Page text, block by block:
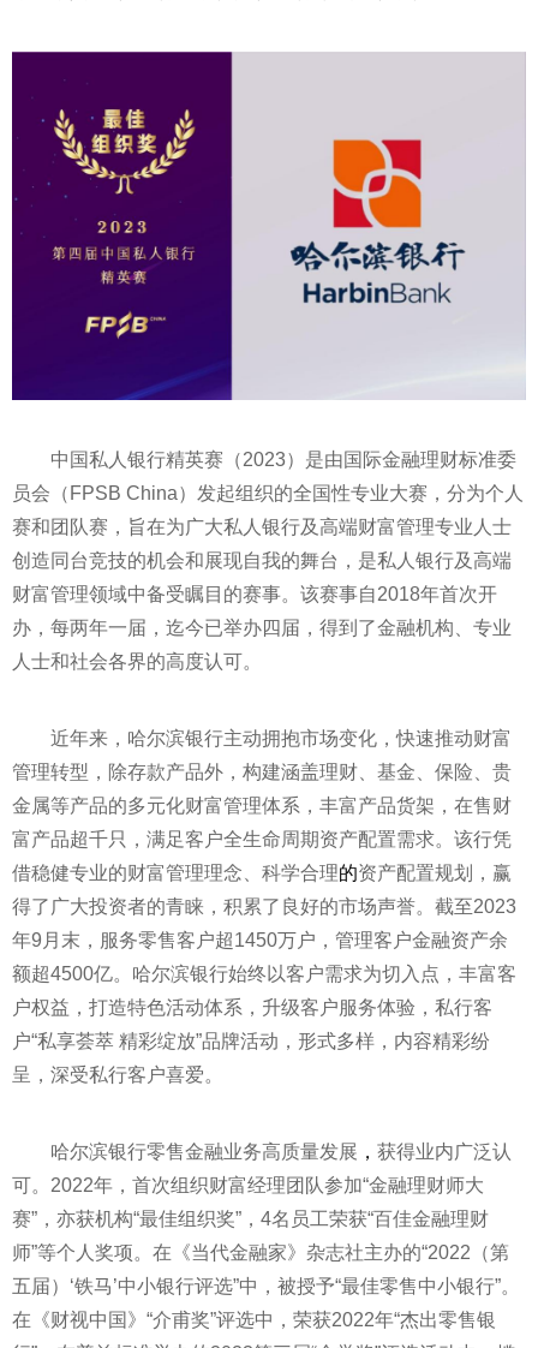
中国私人银行精英赛（2023）是由国际金融理财标准委
员会（FPSB China）发起组织的全国性专业大赛，分为个人
赛和团队赛，旨在为广大私人银行及高端财富管理专业人士
创造同台竞技的机会和展现自我的舞台，是私人银行及高端
财富管理领域中备受瞩目的赛事。该赛事自2018年首次开
办，每两年一届，迄今已举办四届，得到了金融机构、专业
人士和社会各界的高度认可。
近年来，哈尔滨银行主动拥抱市场变化，快速推动财富
管理转型，除存款产品外，构建涵盖理财、基金、保险、贵
金属等产品的多元化财富管理体系，丰富产品货架，在售财
富产品超千只，满足客户全生命周期资产配置需求。该行凭
借稳健专业的财富管理理念、科学合理的资产配置规划，赢
得了广大投资者的青睐，积累了良好的市场声誉。截至2023
年9月末，服务零售客户超1450万户，管理客户金融资产余
额超4500亿。哈尔滨银行始终以客户需求为切入点，丰富客
户权益，打造特色活动体系，升级客户服务体验，私行客
户“私享荟萃 精彩绽放”品牌活动，形式多样，内容精彩纷
呈，深受私行客户喜爱。
哈尔滨银行零售金融业务高质量发展 ， 获得业内广泛认
可。2022年，首次组织财富经理团队参加“金融理财师大
赛”，亦获机构“最佳组织奖”，4名员工荣获“百佳金融理财
师”等个人奖项。在《当代金融家》杂志社主办的“2022（第
五届）‘铁马’中小银行评选”中，被授予“最佳零售中小银行”。
在《财视中国》“介甫奖”评选中，荣获2022年“杰出零售银